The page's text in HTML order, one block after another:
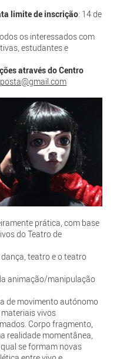
limite de inscrição: 14 de
os interessados com
estudantes e
através do Centro
prática, com base
do Teatro de
teatro e o teatro
animação/manipulação
de movimento autónomo
vivos
Corpo fragmento,
realidade momentânea,
se formam novas